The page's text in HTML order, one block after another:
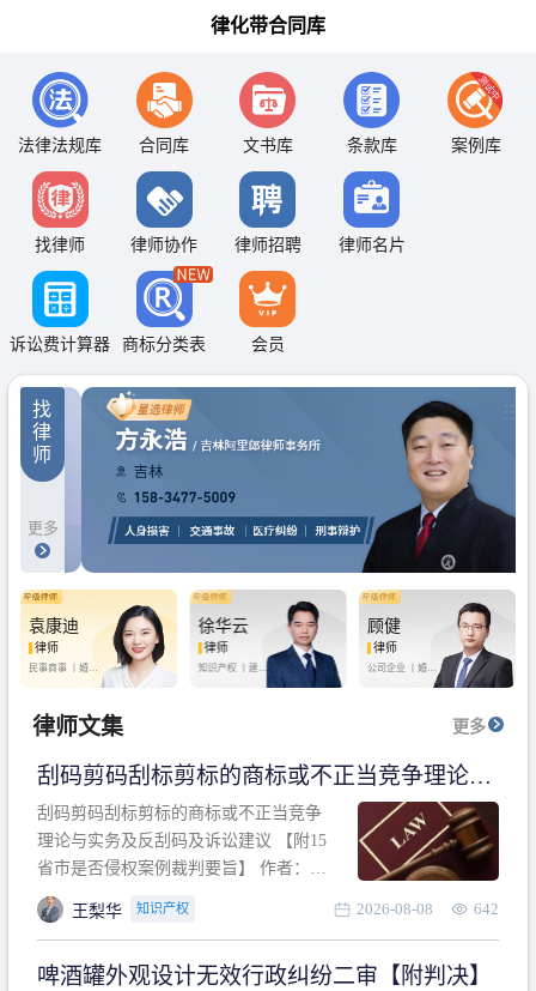
律化带合同库
法律法规库 合同库 文书库 条款库 案例库
找律师 律师协作 律师招聘 律师名片
诉讼费计算器 商标分类表 会员
找
律
师
更多
袁康迪
律师
民事商事 丨 婚姻
徐华云
律师
知识产权 丨 建设
顾健
律师
公司企业 丨婚姻
房产纠纷
律师文集 更多
刮码剪码刮标剪标的商标或不正当竞争理论与
实务及反刮码及诉讼建议 【附15省市是否侵权
案例裁判要旨】
刮码剪码刮标剪标的商标或不正当竞争
理论与实务及反刮码及诉讼建议 【附15
省市是否侵权案例裁判要旨】 作者：浙
江杭知桥律师事务所 王梨华 周靖超 【导
读】 第一部分：刮码剪码刮标剪标的商
诉讼建议 第二部分：15省市是否侵权案
王梨华 知识产权 2026-08-08 642
啤酒罐外观设计无效行政纠纷二审【附判决】